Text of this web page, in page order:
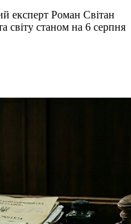
експерт Роман Світан
світу станом на 6 серпня